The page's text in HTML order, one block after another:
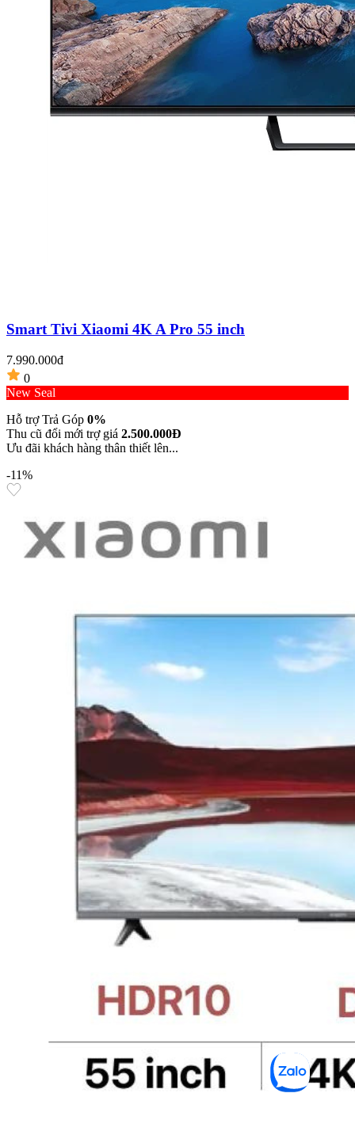
Smart Tivi Xiaomi 4K A Pro 55 inch
7.990.000đ
0
New Seal
Hỗ trợ Trả Góp 0%
Thu cũ đổi mới trợ giá 2.500.000Đ
Ưu đãi khách hàng thân thiết lên...
-11%